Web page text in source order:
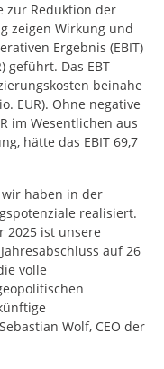
zur Reduktion der
zeigen Wirkung und
Ergebnis (EBIT)
geführt. Das EBT
beinahe
EUR). Ohne negative
im Wesentlichen aus
hätte das EBIT 69,7
haben in der
realisiert.
2025 ist unsere
auf 26
volle
Wolf, CEO der